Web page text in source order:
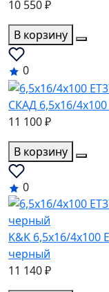
10 550 ₽
В корзину
0
СКАД 6,5x16/
11 100 ₽
В корзину
0
K&K 6,5x16/4x100
черный
11 140 ₽